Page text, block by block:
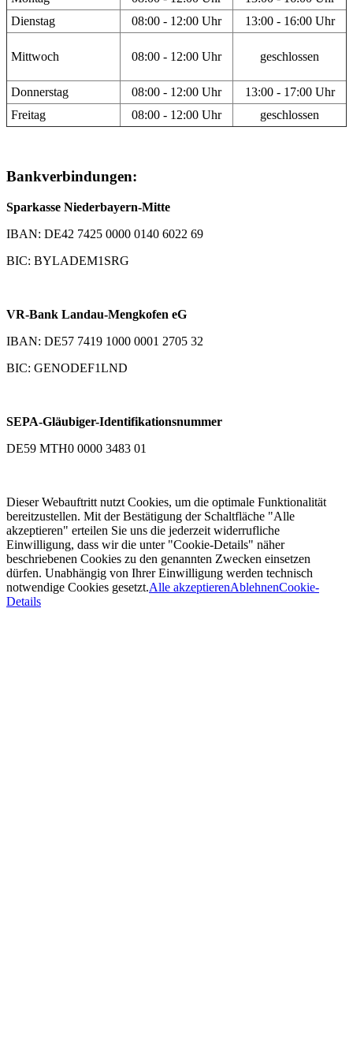
Dienstag
08:00 - 12:00 Uhr 13:00 - 16:00 Uhr
Mittwoch 08:00 - 12:00 Uhr geschlossen
Donnerstag 08:00 - 12:00 Uhr
13:00 - 17:00 Uhr
Freitag
08:00 - 12:00 Uhr geschlossen
Bankverbindungen:
Sparkasse Niederbayern-Mitte
IBAN: DE42 7425 0000 0140 6022 69
BIC: BYLADEM1SRG
VR-Bank Landau-Mengkofen eG
IBAN: DE57 7419 1000 0001 2705 32
BIC: GENODEF1LND
SEPA-Gläubiger-Identifikationsnummer
DE59 MTH0 0000 3483 01
Dieser Webauftritt nutzt Cookies, um die optimale Funktionalität
bereitzustellen. Mit der Bestätigung der Schaltfläche "Alle
akzeptieren" erteilen Sie uns die jederzeit widerrufliche
Einwilligung, dass wir die unter "Cookie-Details" näher
beschriebenen Cookies zu den genannten Zwecken einsetzen
dürfen. Unabhängig von Ihrer Einwilligung werden technisch
notwendige Cookies gesetzt.Alle akzeptierenAblehnenCookie-
Details